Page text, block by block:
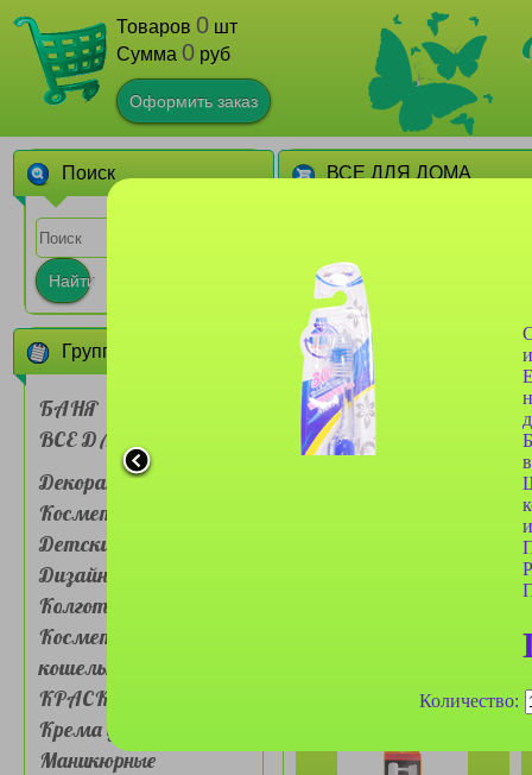
Количество:
Товаров 0 шт
Сумма 0 руб
Оформить заказ
Поиск
Найти
Группы товаров
БАНЯ
ВСЕ ДЛЯ ДОМА
Декоративная
Косметика
Детские товары
Дизайн для ногтей
Колготки, носочки
Косметички, сумочки,
кошельки
КРАСКА ДЛЯ ВОЛОС
Крема для лица и глаз
Маникюрные
ВСЕ ДЛЯ ДОМА
Скатерть одноразовая
Avikomp В гостях у
Avikomp Маки
110х220см